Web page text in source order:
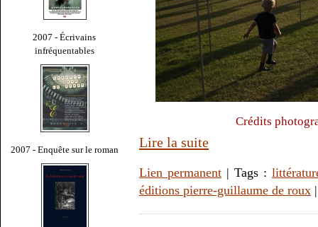
2007 - Écrivains
infréquentables
2007 - Enquête sur le roman
Crédits
Lire la suite
Lien permanent | Tags :
éditions pierre-guillaume de roux